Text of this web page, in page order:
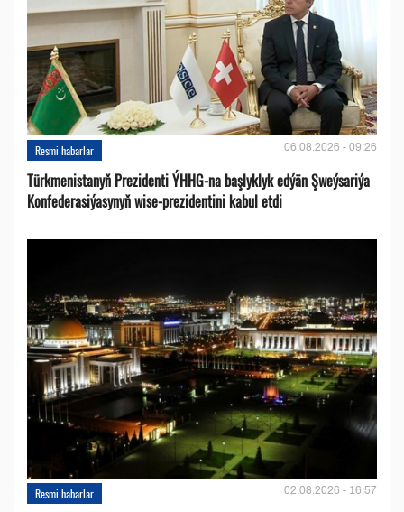
Resmi habarlar 06.08.2026 - 09:26
Türkmenistanyň Prezidenti ÝHHG-na başlyklyk edýän Şweýsariýa
Konfederasiýasynyň wise-prezidentini kabul etdi
Resmi habarlar 02.08.2026 - 16:57